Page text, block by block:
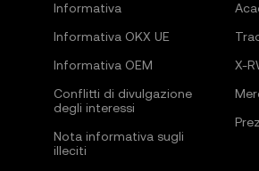
Informativa
Informativa OKX UE
Informativa OEM
Conflitti di divulgazione
degli interessi
Nota informativa sugli
illeciti
X-